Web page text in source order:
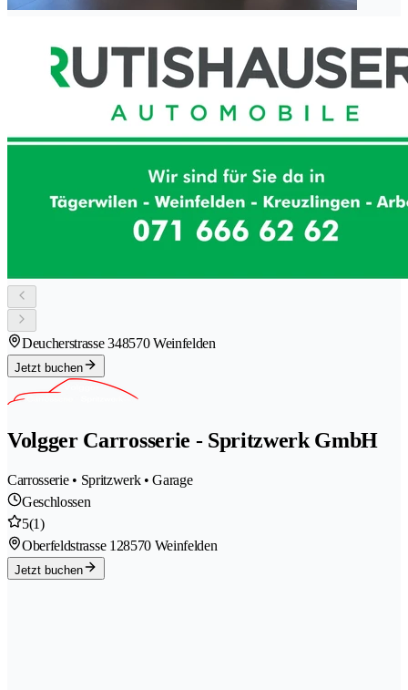
Deucherstrasse 348570 Weinfelden
Jetzt buchen
Volgger Carrosserie - Spritzwerk GmbH
Carrosserie • Spritzwerk • Garage
Geschlossen
5(1)
Oberfeldstrasse 128570 Weinfelden
Jetzt buchen